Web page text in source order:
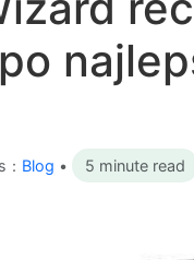
Blog • 5 minute read